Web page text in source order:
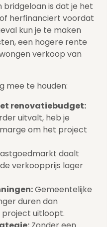
is dat je het
herfinanciert voordat
kun je te maken
een hogere rente
verkoop van
mee te houden:
renovatiebudget:
uitvalt, heb je
om het project
daalt
verkoopprijs lager
Gemeentelijke
duren dan
uitloopt.